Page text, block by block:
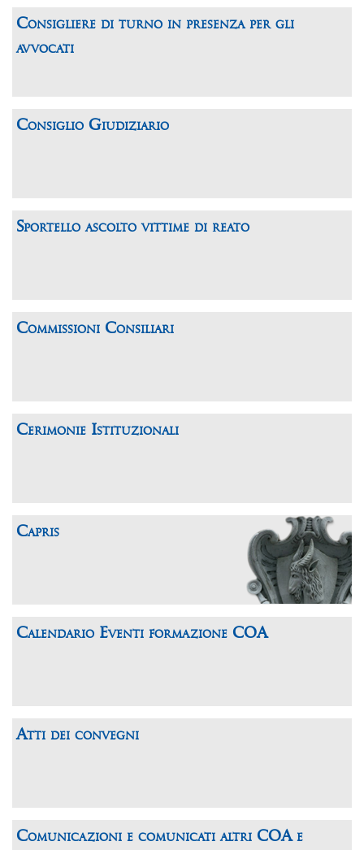
Consigliere di turno in presenza per gli
avvocati
Consiglio Giudiziario
Sportello ascolto vittime di reato
Commissioni Consiliari
Cerimonie Istituzionali
Capris
Calendario Eventi formazione COA
Atti dei convegni
Comunicazioni e comunicati altri COA e